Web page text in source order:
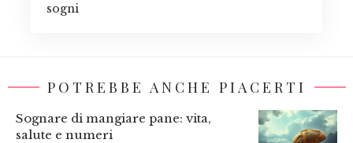
sogni
POTREBBE ANCHE PIACERTI
Sognare di mangiare pane: vita,
salute e numeri